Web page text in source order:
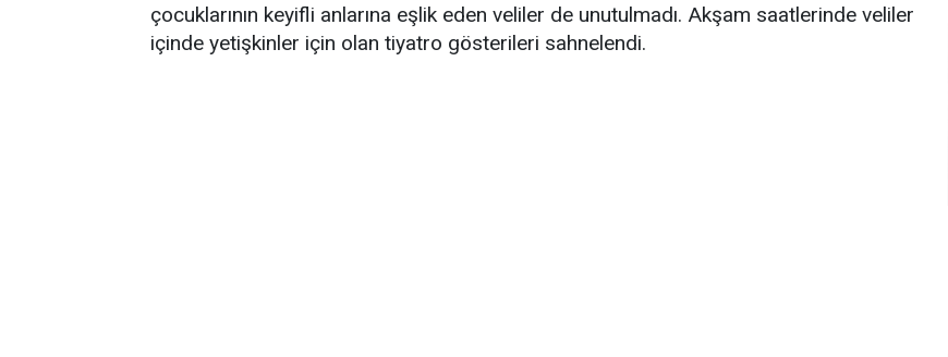
çocuklarının keyifli anlarına eşlik eden veliler de unutulmadı. Akşam saatlerinde veliler
içinde yetişkinler için olan tiyatro gösterileri sahnelendi.